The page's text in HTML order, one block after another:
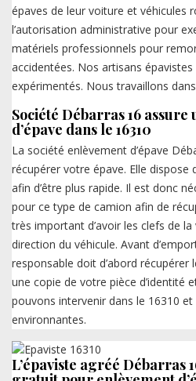
épaves de leur voiture et véhicules
l’autorisation administrative pour
matériels professionnels pour
accidentées. Nos artisans
expérimentés. Nous travaillons
Société Débarras 16
d’épave dans le 16310
La société enlèvement d’épave
récupérer votre épave. Elle dispose
afin d’être plus rapide. Il est donc
pour ce type de camion afin de
très important d’avoir les clefs de
direction du véhicule. Avant
responsable doit d’abord
une copie de votre pièce d’identité
pouvons intervenir dans le 16310
environnantes.
L’épaviste agréé Débarras